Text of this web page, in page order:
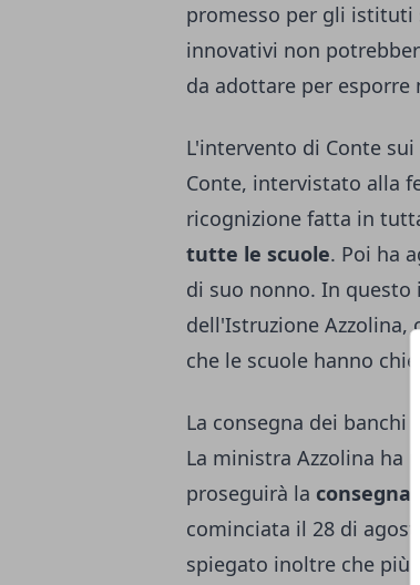
promesso per gli istituti
innovativi non
da adottare per
L'intervento di Conte
Conte, intervistato alla
ricognizione fatta in
tutte le scuole. Poi ha
di suo nonno. In
dell'Istruzione
che le scuole hanno
La consegna dei
La ministra Azzolina ha
proseguirà la consegna
cominciata il 28 di
spiegato inoltre che più